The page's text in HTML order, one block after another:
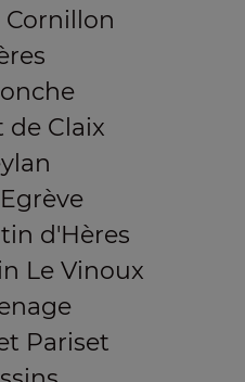
de Claix
d'Hères
Le Vinoux
Pariset